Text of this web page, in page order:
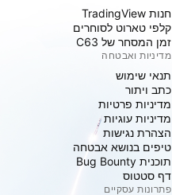
חנות TradingView
קלפי טארוט לסוחרים
זמן המסחר של C63
מדיניות ואבטחה
תנאי שימוש
כתב ויתור
מדיניות פרטיות
מדיניות עוגיות
הצהרת נגישות
טיפים בנושא אבטחה
תוכנית Bug Bounty
דף סטטוס
פתרונות עסקיים